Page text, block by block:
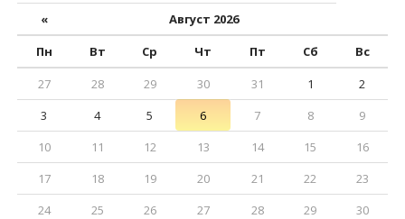
«
Август 2026
Пн
Вт Ср Чт Пт Сб
Вс
27
28 29 30 31 1
2
3
4 5 6 7 8
9
10
11 12 13 14 15
16
17
18 19 20 21 22
23
24
25 26 27 28 29
30